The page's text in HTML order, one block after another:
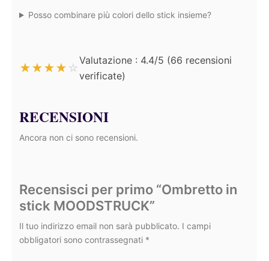
Posso combinare più colori dello stick insieme?
★★★★ ☆
Valutazione : 4.4/5 (66 recensioni
verificate)
RECENSIONI
Ancora non ci sono recensioni.
Recensisci per primo “Ombretto in
stick MOODSTRUCK”
Il tuo indirizzo email non sarà pubblicato. I campi
obbligatori sono contrassegnati *